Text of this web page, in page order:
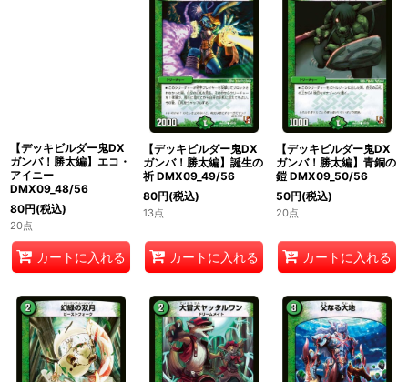
【デッキビルダー鬼DX
ガンバ！勝太編】エコ・
アイニー
DMX09_48/56
80円(税込)
20点
カートに入れる
【デッキビルダー鬼DX
ガンバ！勝太編】誕生の
祈 DMX09_49/56
80円(税込)
13点
カートに入れる
【デッキビルダー鬼DX
ガンバ！勝太編】青銅の
鎧 DMX09_50/56
50円(税込)
20点
カートに入れる